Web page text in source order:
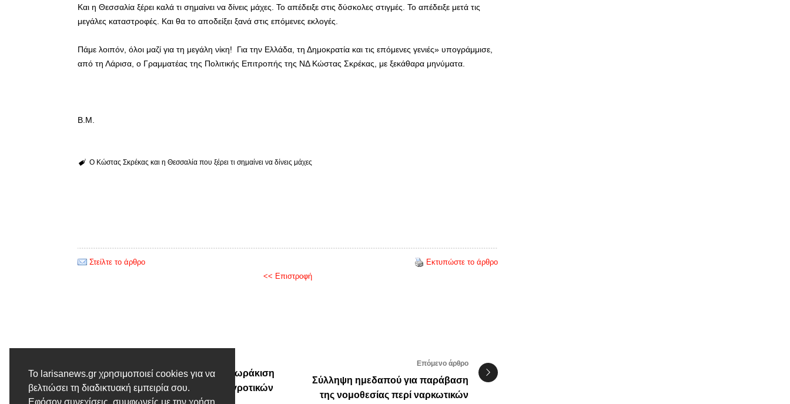
Το larisanews.gr χρησιμοποιεί cookies για να
βελτιώσει τη διαδικτυακή εμπειρία σου.
Και η Θεσσαλία ξέρει καλά τι σημαίνει να δίνεις μάχες. Το απέδειξε στις δύσκολες στιγμές. Το απέδειξε μετά τις
μεγάλες καταστροφές. Και θα το αποδείξει ξανά στις επόμενες εκλογές.
Πάμε λοιπόν, όλοι μαζί για τη μεγάλη νίκη! Για την Ελλάδα, τη Δημοκρατία και τις επόμενες γενιές» υπογράμμισε,
από τη Λάρισα, ο Γραμματέας της Πολιτικής Επιτροπής της ΝΔ Κώστας Σκρέκας, με ξεκάθαρα μηνύματα.
Β.Μ.
Ο Κώστας Σκρέκας και η Θεσσαλία που ξέρει τι σημαίνει να δίνεις μάχες
Στείλτε το άρθρο
Εκτυπώστε το άρθρο
<< Επιστροφή
Ο Κώστας Τσιάρας και … η θωράκιση
των υδατικών πόρων των αγροτικών
Επόμενο άρθρο
Σύλληψη ημεδαπού για παράβαση
της νομοθεσίας περί ναρκωτικών